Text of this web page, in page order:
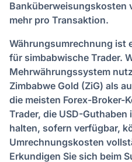
Banküberweisungskosten
mehr pro Transaktion.
Währungsumrechnung ist
für simbabwische Trader.
Mehrwährungssystem
Zimbabwe Gold (ZiG) als
die meisten Forex-Broker-
Trader, die USD-
halten, sofern verfügbar,
Umrechnungskosten
Erkundigen Sie sich beim